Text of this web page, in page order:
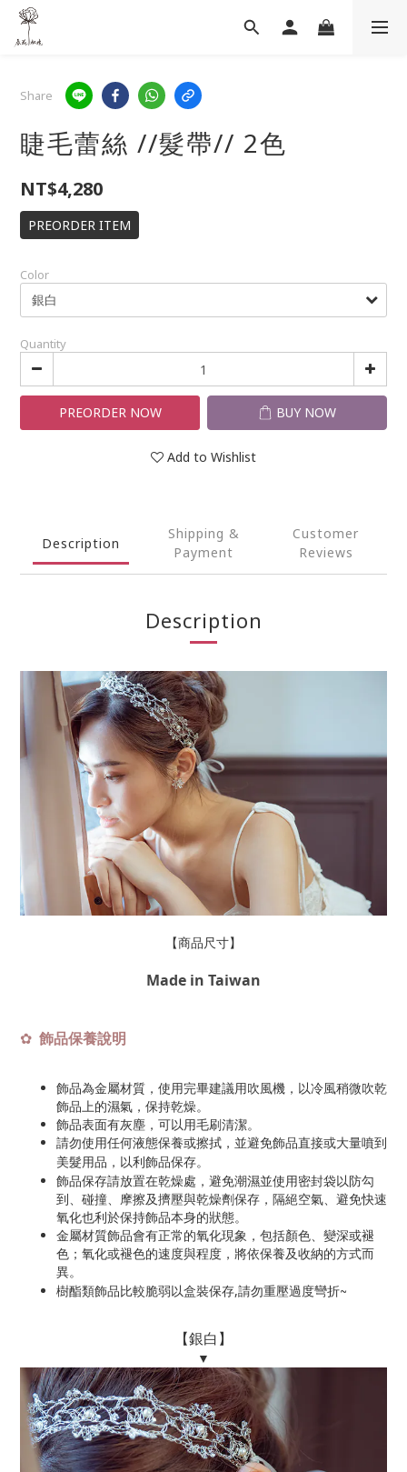
Share
睫毛蕾絲 //髮帶// 2色
NT$4,280
PREORDER ITEM
Color
Quantity
PREORDER NOW BUY NOW
Add to Wishlist
Description
Shipping &
Payment
Customer
Reviews
Description
【商品尺寸】
Made in Taiwan
✿ 飾品保養說明
飾品為金屬材質，使用完畢建議用吹風機，以冷風稍微吹乾
飾品上的濕氣，保持乾燥。
飾品表面有灰塵，可以用毛刷清潔。
請勿使用任何液態保養或擦拭，並避免飾品直接或大量噴到
美髮用品，以利飾品保存。
飾品保存請放置在乾燥處，避免潮濕並使用密封袋以防勾
到、碰撞、摩擦及擠壓與乾燥劑保存，隔絕空氣、避免快速
氧化也利於保持飾品本身的狀態。
金屬材質飾品會有正常的氧化現象，包括顏色、變深或褪
色；氧化或褪色的速度與程度，將依保養及收納的方式而
異。
樹酯類飾品比較脆弱以盒裝保存,請勿重壓過度彎折~
【銀白】
▼